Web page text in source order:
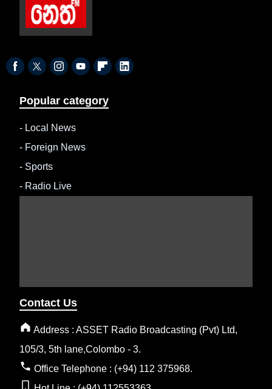
Popular category
- Local News
- Foreign News
- Sports
- Radio Live
Contact Us
Address : ASSET Radio Broadcasting (Pvt) Ltd,
105/3, 5th lane,Colombo - 3.
Office Telephone : (+94) 112 375968.